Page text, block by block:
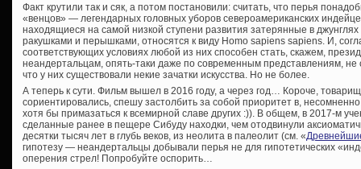
Факт крутили так и сяк, а потом постановили: считать, что перья
«венцов» — легендарных головных уборов североамериканских
находящиеся на самой низкой ступени развития затерянные в
ракушками и перышками, относятся к виду Homo sapiens sapiens. И,
соответствующих условиях любой из них способен стать, скажем,
неандертальцам, опять-таки даже по современным представлениям, не
что у них существовали некие зачатки искусства. Но не более.
А теперь к сути. Фильм вышел в 2016 году, а через год… Короче,
сориентировались, спешу застолбить за собой приоритет в,
хотя бы примазаться к всемирной славе других :)). В общем, в 2017-м
сделанные ранее в пещере Сибуду находки, чем отодвинули
десятки тысяч лет в глубь веков, из неолита в палеолит (см. «
гипотезу — неандертальцы добывали перья не для гипотетических
оперения стрел! Попробуйте оспорить…